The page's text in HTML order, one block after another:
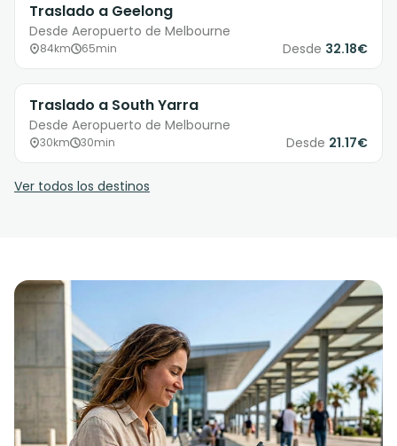
Traslado a Geelong
Desde Aeropuerto de Melbourne
84km 65min Desde 32.18€
Traslado a South Yarra
Desde Aeropuerto de Melbourne
30km 30min Desde 21.17€
Ver todos los destinos